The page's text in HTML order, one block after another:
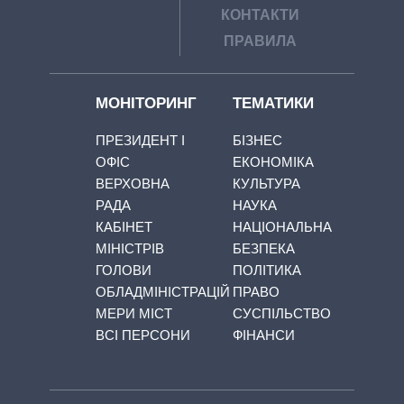
КОНТАКТИ
ПРАВИЛА
МОНІТОРИНГ
ПРЕЗИДЕНТ І
ОФІС
ВЕРХОВНА
РАДА
КАБІНЕТ
МІНІСТРІВ
ГОЛОВИ
ОБЛАДМІНІСТРАЦІЙ
МЕРИ МІСТ
ВСІ ПЕРСОНИ
ТЕМАТИКИ
БІЗНЕС
ЕКОНОМІКА
КУЛЬТУРА
НАУКА
НАЦІОНАЛЬНА
БЕЗПЕКА
ПОЛІТИКА
ПРАВО
СУСПІЛЬСТВО
ФІНАНСИ